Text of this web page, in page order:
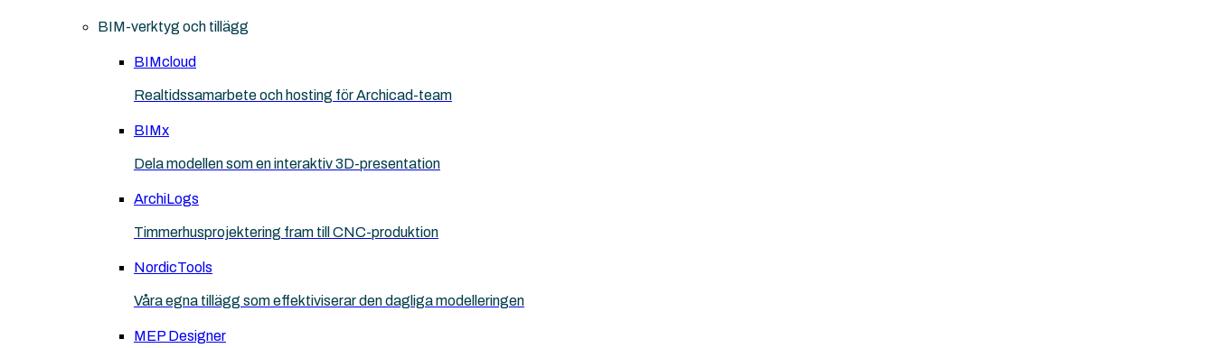
BIM-verktyg och tillägg
BIMcloud
Realtidssamarbete och hosting för Archicad-team
BIMx
Dela modellen som en interaktiv 3D-presentation
ArchiLogs
Timmerhusprojektering fram till CNC-produktion
NordicTools
Våra egna tillägg som effektiviserar den dagliga modelleringen
MEP Designer